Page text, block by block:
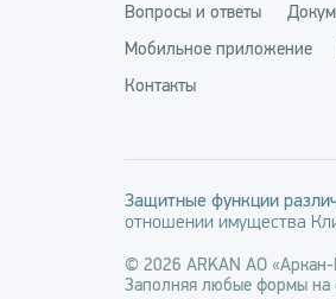
Вопросы и ответы
Мобильное приложение
Контакты
Защитные функции
отношении имущества
© 2026 ARKAN АО
Заполняя любые формы на